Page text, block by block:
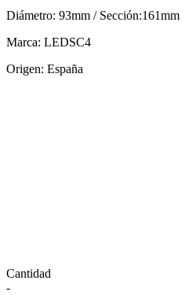
Diámetro: 93mm / Sección:161mm
Marca: LEDSC4
Origen: España
Cantidad
-